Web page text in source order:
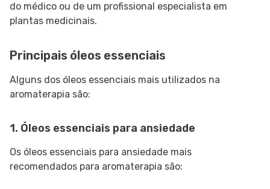
do médico ou de um profissional especialista em
plantas medicinais.
Principais óleos essenciais
Alguns dos óleos essenciais mais utilizados na
aromaterapia são:
1. Óleos essenciais para ansiedade
Os óleos essenciais para ansiedade mais
recomendados para aromaterapia são: